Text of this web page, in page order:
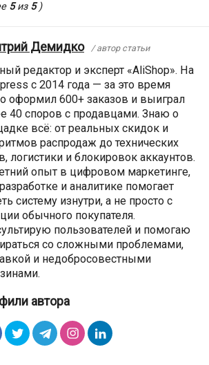
5из 5)
Демидко / автор статьи
редактор и эксперт «AliShop». На
с 2014 года — за это время
оформил 600+ заказов и выиграл
40 споров с продавцами. Знаю о
всё: от реальных скидок и
распродаж до технических
логистики и блокировок аккаунтов.
опыт в цифровом маркетинге,
и аналитике помогает
систему изнутри, а не просто с
обычного покупателя.
пользователей и помогаю
со сложными проблемами,
и недобросовестными
автора